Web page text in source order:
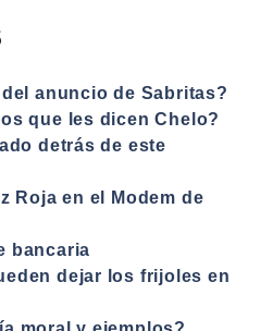
anuncio de Sabritas?
que les dicen Chelo?
detrás de este
Roja en el Modem de
bancaria
dejar los frijoles en